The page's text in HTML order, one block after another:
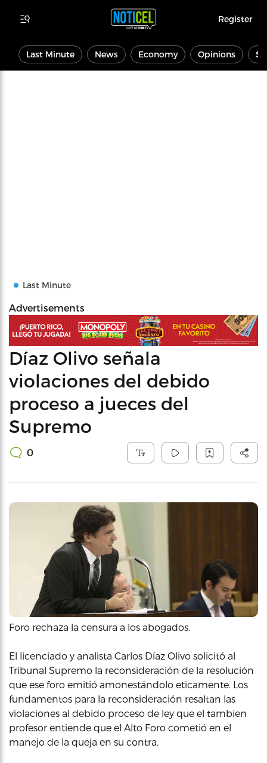
Register
Last Minute News Economy Opinions
Last Minute
Advertisements
Díaz Olivo señala
violaciones del debido
proceso a jueces del
Supremo
0
Foro rechaza la censura a los abogados.
El licenciado y analista Carlos Díaz Olivo solicitó al
Tribunal Supremo la reconsideración de la resolución
que ese foro emitió amonestándolo eticamente. Los
fundamentos para la reconsideración resaltan las
violaciones al debido proceso de ley que el tambien
profesor entiende que el Alto Foro cometió en el
manejo de la queja en su contra.